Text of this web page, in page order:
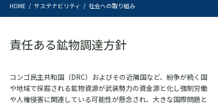
HOME サステナビリティ 社会への取り組み
責任ある鉱物調達方針
コンゴ民主共和国（DRC）およびその近隣国など、紛争が続く国
や地域で採掘される鉱物資源が武装勢力の資金源と化し強制労働
や人権侵害に関連している可能性が懸念され、大きな国際問題と